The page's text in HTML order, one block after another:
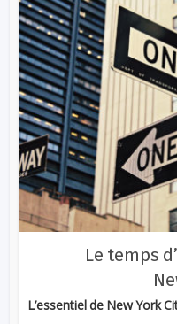
Le temps
L’essentiel de New York